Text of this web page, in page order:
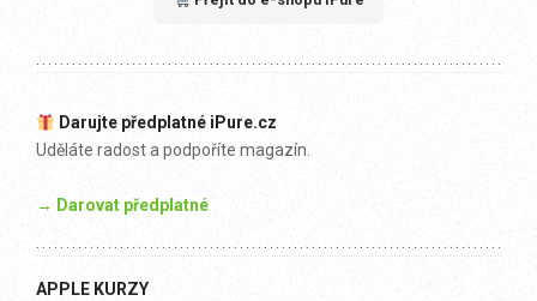
Darujte předplatné iPure.cz
Uděláte radost a podpoříte magazín.
→ Darovat předplatné
APPLE KURZY